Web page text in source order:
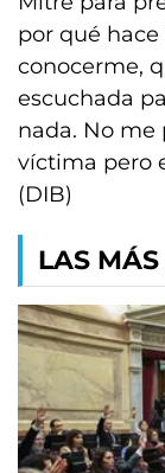
por qué
conocerme,
escuchada
nada. No me
víctima pero
(DIB)
LAS